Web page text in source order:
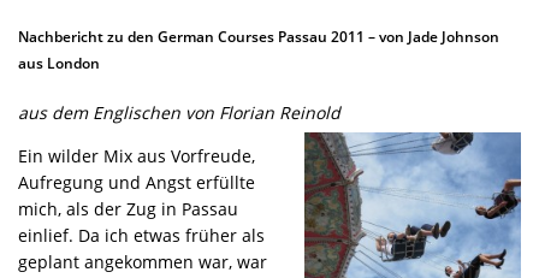
Nachbericht zu den German Courses Passau 2011 – von Jade Johnson
aus London
aus dem Englischen von Florian Reinold
Ein wilder Mix aus Vorfreude,
Aufregung und Angst erfüllte
mich, als der Zug in Passau
einlief. Da ich etwas früher als
geplant angekommen war, war